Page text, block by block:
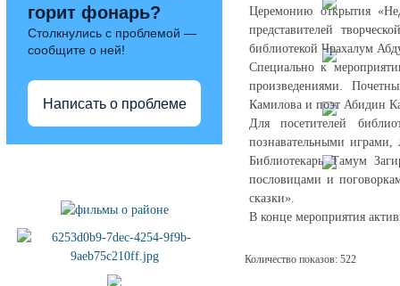
горит фонарь?
Столкнулись с проблемой —
сообщите о ней!
Написать о проблеме
Церемонию открытия
представителей
библиотекой Чрахалум
Специально к
произведениями.
Камилова и поэт Абидин
Для посетителей
познавательными играми,
Библиотекарь Тамум
пословицами и
сказки».
В конце мероприятия
Количество показов: 522